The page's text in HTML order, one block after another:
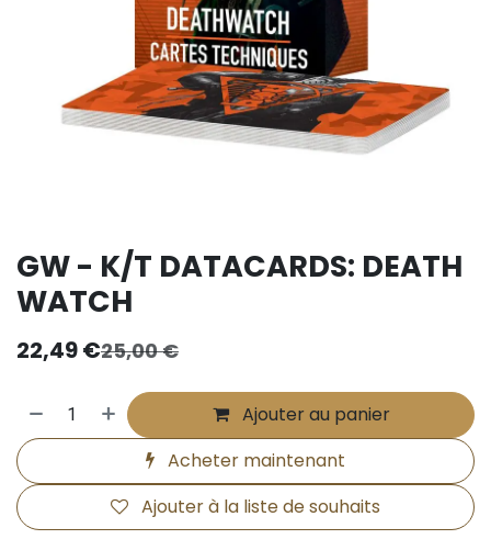
GW - K/T DATACARDS: DEATH
WATCH
22,49€25,00€
Ajouter au panier
Acheter maintenant
Ajouter à la liste de souhaits